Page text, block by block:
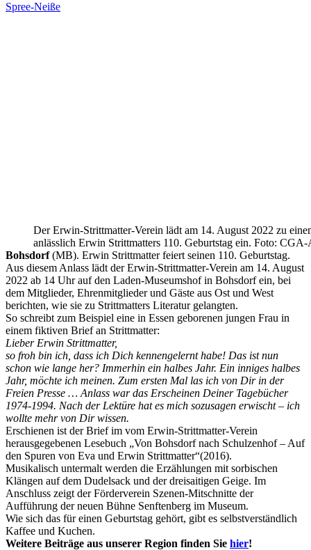
Spree-Neiße
Der Erwin-Strittmatter-Verein lädt am 14. August 2022 zu
anlässlich Erwin Strittmatters 110. Geburtstag ein. Foto:
Bohsdorf(MB). Erwin Strittmatter feiert seinen 110. Geburtstag.
Aus diesem Anlass lädt der Erwin-Strittmatter-Verein am 14. August
2022 ab 14 Uhr auf den Laden-Museumshof in Bohsdorf ein, bei
dem Mitglieder, Ehrenmitglieder und Gäste aus Ost und West
berichten, wie sie zu Strittmatters Literatur gelangten.
So schreibt zum Beispiel eine in Essen geborenen jungen Frau in
einem fiktiven Brief an Strittmatter:
Lieber Erwin Strittmatter,
so froh bin ich, dass ich Dich kennengelernt habe! Das ist nun
schon wie lange her? Immerhin ein halbes Jahr. Ein inniges halbes
Jahr, möchte ich meinen. Zum ersten Mal las ich von Dir in der
Freien Presse … Anlass war das Erscheinen Deiner Tagebücher
1974-1994. Nach der Lektüre hat es mich sozusagen erwischt – ich
wollte mehr von Dir wissen.
Erschienen ist der Brief im vom Erwin-Strittmatter-Verein
herausgegebenen Lesebuch „Von Bohsdorf nach Schulzenhof – Auf
den Spuren von Eva und Erwin Strittmatter“(2016).
Musikalisch untermalt werden die Erzählungen mit sorbischen
Klängen auf dem Dudelsack und der dreisaitigen Geige. Im
Anschluss zeigt der Förderverein Szenen-Mitschnitte der
Aufführung der neuen Bühne Senftenberg im Museum.
Wie sich das für einen Geburtstag gehört, gibt es selbstverständlich
Kaffee und Kuchen.
Weitere Beiträge aus unserer Region finden Sie hier!